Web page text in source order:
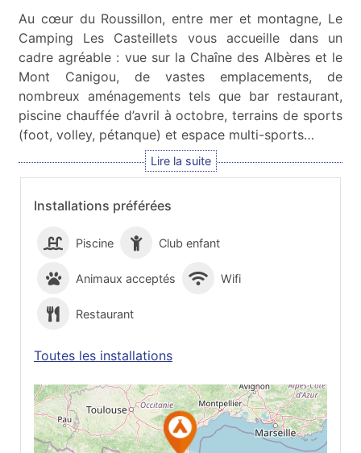
Installations préférées
Piscine Club enfant
Animaux acceptés Wifi
Restaurant
Toutes les installations
Au cœur du Roussillon, entre mer et montagne, Le
Camping Les Casteillets vous accueille dans un
cadre agréable : vue sur la Chaîne des Albères et le
Mont Canigou, de vastes emplacements, de
nombreux aménagements tels que bar restaurant,
piscine chauffée d’avril à octobre, terrains de sports
(foot, volley, pétanque) et espace multi-sports…